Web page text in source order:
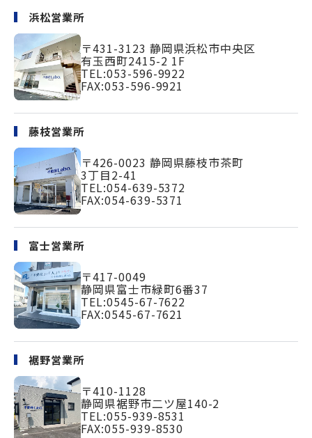
浜松営業所
〒431-3123 静岡県浜松市中央区
有玉西町2415-2 1F
TEL:053-596-9922
FAX:053-596-9921
藤枝営業所
〒426-0023 静岡県藤枝市茶町
3丁目2-41
TEL:054-639-5372
FAX:054-639-5371
富士営業所
〒417-0049
静岡県富士市緑町6番37
TEL:0545-67-7622
FAX:0545-67-7621
裾野営業所
〒410-1128
静岡県裾野市二ツ屋140-2
TEL:055-939-8531
FAX:055-939-8530